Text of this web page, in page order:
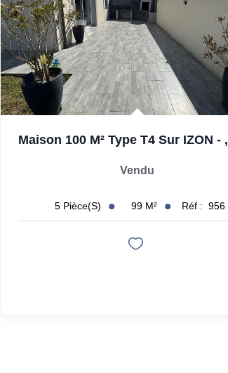
Maison 100 M² Type T4 Sur IZON - ,
Vendu
5 Pièce(s) 99 M² Réf : 956